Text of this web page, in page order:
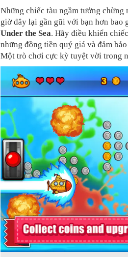
Những chiếc tàu ngầm tưởng
giờ đây lại gần gũi với bạn hơn bao
Under the Sea. Hãy điều khiển
những đồng tiền quý giá và đảm
Một trò chơi cực kỳ tuyệt vời trong